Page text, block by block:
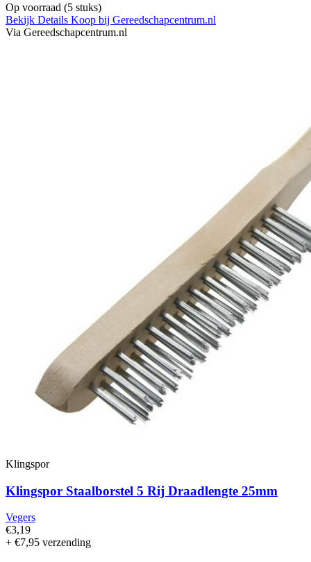
Op voorraad (5 stuks)
Bekijk Details Koop bij Gereedschapcentrum.nl
Via Gereedschapcentrum.nl
Klingspor
Klingspor Staalborstel 5 Rij Draadlengte 25mm
Vegers
€3,19
+ €7,95 verzending